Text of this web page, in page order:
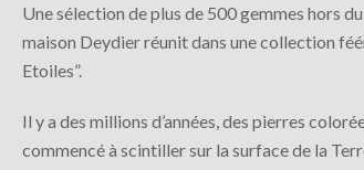
Une sélection de plus de 500 gemmes hors
maison Deydier réunit dans une collection
Etoiles”.
Il y a des millions d’années, des pierres
commencé à scintiller sur la surface de la